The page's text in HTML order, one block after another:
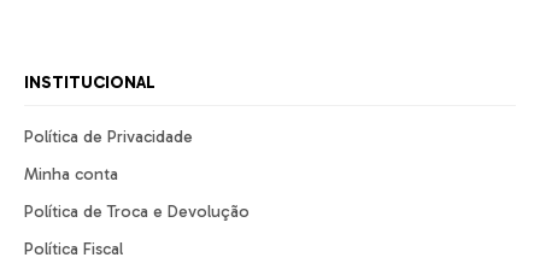
INSTITUCIONAL
Política de Privacidade
Minha conta
Política de Troca e Devolução
Política Fiscal